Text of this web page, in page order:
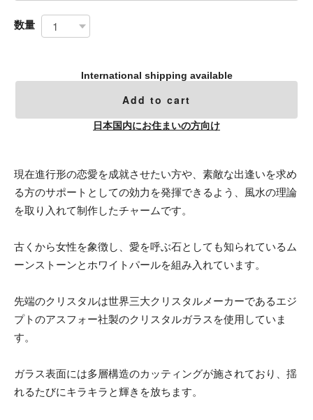
数量
International shipping available
Add to cart
日本国内にお住まいの方向け
現在進行形の恋愛を成就させたい方や、素敵な出逢いを求め
る方のサポートとしての効力を発揮できるよう、風水の理論
を取り入れて制作したチャームです。
古くから女性を象徴し、愛を呼ぶ石としても知られているム
ーンストーンとホワイトパールを組み入れています。
先端のクリスタルは世界三大クリスタルメーカーであるエジ
プトのアスフォー社製のクリスタルガラスを使用していま
す。
ガラス表面には多層構造のカッティングが施されており、揺
れるたびにキラキラと輝きを放ちます。